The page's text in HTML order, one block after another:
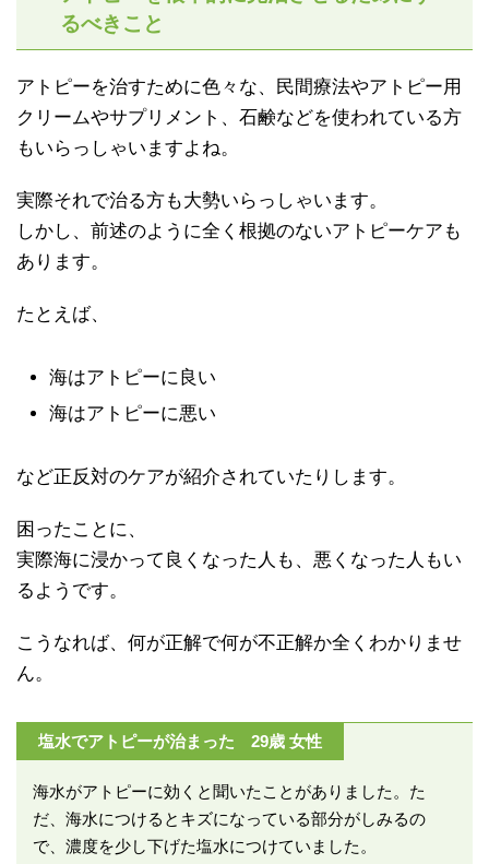
るべきこと
アトピーを治すために色々な、民間療法やアトピー用
クリームやサプリメント、石鹸などを使われている方
もいらっしゃいますよね。
実際それで治る方も大勢いらっしゃいます。
しかし、前述のように全く根拠のないアトピーケアも
あります。
たとえば、
海はアトピーに良い
海はアトピーに悪い
など正反対のケアが紹介されていたりします。
困ったことに、
実際海に浸かって良くなった人も、悪くなった人もい
るようです。
こうなれば、何が正解で何が不正解か全くわかりませ
ん。
塩水でアトピーが治まった 29歳 女性
海水がアトピーに効くと聞いたことがありました。た
だ、海水につけるとキズになっている部分がしみるの
で、濃度を少し下げた塩水につけていました。